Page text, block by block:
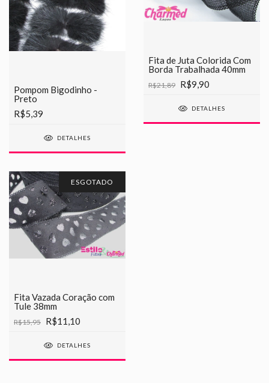
Pompom Bigodinho -
Preto
R$5,39
DETALHES
Fita de Juta Colorida Com
Borda Trabalhada 40mm
R$21,89 R$9,90
DETALHES
ESGOTADO
Fita Vazada Coração com
Tule 38mm
R$15,95 R$11,10
DETALHES